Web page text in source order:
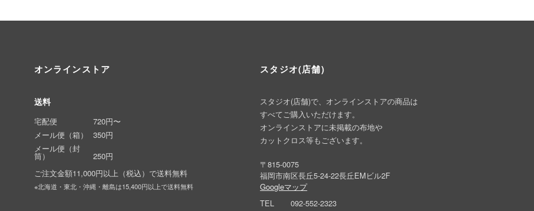
オンラインストア
送料
宅配便
720円〜
メール便（箱）
350円
メール便（封
筒）
250円
ご注文金額11,000円以上（税込）で送料無料
※北海道・東北・沖縄・離島は15,400円以上で送料無料
スタジオ(店舗)
スタジオ(店舗)で、オンラインストアの商品は
すべてご購入いただけます。
オンラインストアに未掲載の布地や
カットクロス等もございます。
〒815-0075
福岡市南区長丘5-24-22長丘EMビル2F
Googleマップ
TEL
092-552-2323